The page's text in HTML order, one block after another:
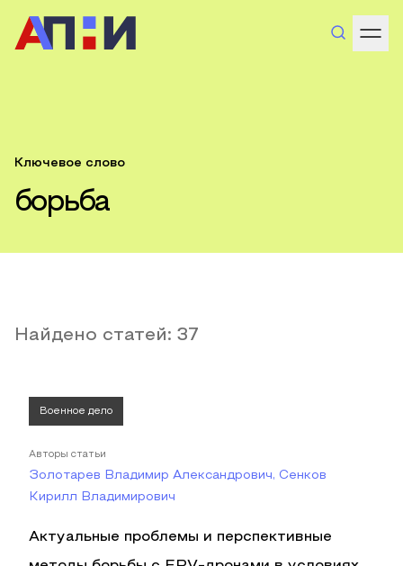
Ключевое слово
борьба
Найдено статей: 37
Военное дело
Авторы статьи
Золотарев Владимир Александрович, Сенков
Кирилл Владимирович
Актуальные проблемы и перспективные